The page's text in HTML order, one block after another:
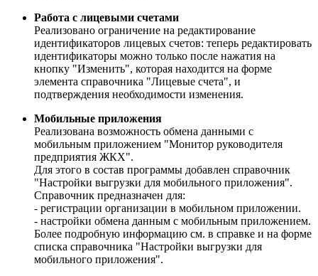
Работа с лицевыми счетами
Реализовано ограничение на редактирование
идентификаторов лицевых счетов: теперь редактировать
идентификаторы можно только после нажатия на
кнопку "Изменить", которая находится на форме
элемента справочника "Лицевые счета", и
подтверждения необходимости изменения.
Мобильные приложения
Реализована возможность обмена данными с
мобильным приложением "Монитор руководителя
предприятия ЖКХ".
Для этого в состав программы добавлен справочник
"Настройки выгрузки для мобильного приложения".
Справочник предназначен для:
- регистрации организации в мобильном приложении.
- настройки обмена данным с мобильным приложением.
Более подробную информацию см. в справке и на форме
списка справочника "Настройки выгрузки для
мобильного приложения".